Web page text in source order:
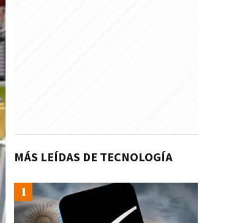
MÁS LEÍDAS DE TECNOLOGÍA